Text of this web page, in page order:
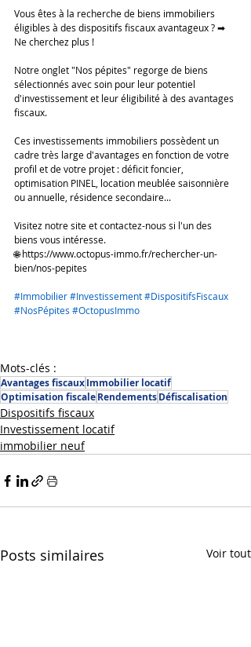
Vous êtes à la recherche de biens immobiliers
éligibles à des dispositifs fiscaux avantageux ? ➡
Ne cherchez plus !
Notre onglet "Nos pépites" regorge de biens
sélectionnés avec soin pour leur potentiel
d'investissement et leur éligibilité à des avantages
fiscaux.
Ces investissements immobiliers possèdent un
cadre très large d'avantages en fonction de votre
profil et de votre projet : déficit foncier,
optimisation PINEL, location meublée saisonnière
ou annuelle, résidence secondaire...
Visitez notre site et contactez-nous si l'un des
biens vous intéresse.
🌐 https://www.octopus-immo.fr/rechercher-un-
bien/nos-pepites
#Immobilier#Investissement#DispositifsFiscaux
#NosPépites #OctopusImmo
Mots-clés :
Avantages fiscauxImmobilier locatif
Optimisation fiscaleRendementsDéfiscalisation
Dispositifs fiscaux
Investissement locatif
immobilier neuf
Posts similaires Voir tout